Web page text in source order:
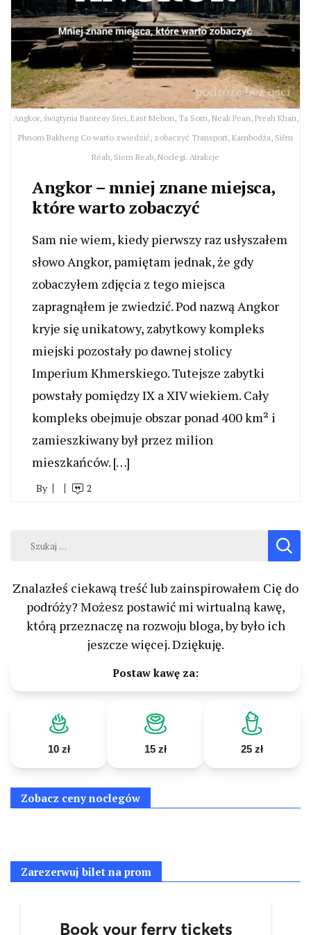
Angkor, świątynia Banteay Srei, East Mebon, Ta Som, Neak Pean, Preah Khan,
Phnom Bakheng Co warto zwiedzić, zobaczyć Transport, Kambodża, Siĕm
Réab, Siem Reab, Noclegi. Atrakcje
Angkor – mniej znane miejsca,
które warto zobaczyć
Sam nie wiem, kiedy pierwszy raz usłyszałem
słowo Angkor, pamiętam jednak, że gdy
zobaczyłem zdjęcia z tego miejsca
zapragnąłem je zwiedzić. Pod nazwą Angkor
kryje się unikatowy, zabytkowy kompleks
miejski pozostały po dawnej stolicy
Imperium Khmerskiego. Tutejsze zabytki
powstały pomiędzy IX a XIV wiekiem. Cały
kompleks obejmuje obszar ponad 400 km² i
zamieszkiwany był przez milion
mieszkańców. […]
By 2
Szukaj:
Znalazłeś ciekawą treść lub zainspirowałem Cię do
podróży? Możesz postawić mi wirtualną kawę,
którą przeznaczę na rozwoju bloga, by było ich
jeszcze więcej. Dziękuję.
Postaw kawę za:
10 zł 15 zł 25 zł
Zobacz ceny noclegów
Zarezerwuj bilet na prom